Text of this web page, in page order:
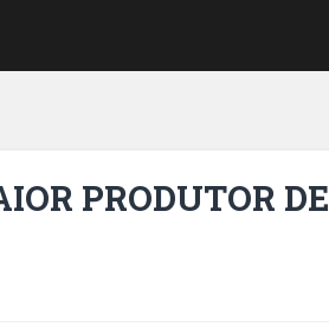
PRODUTOR DE